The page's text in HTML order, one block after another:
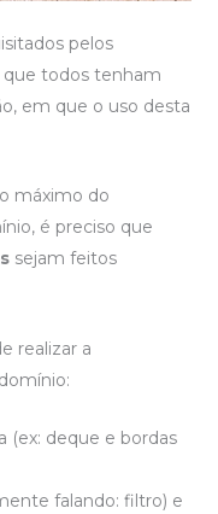
pelos
todos tenham
em que o uso desta
máximo do
é preciso que
sejam feitos
realizar a
(ex: deque e bordas
falando: filtro) e